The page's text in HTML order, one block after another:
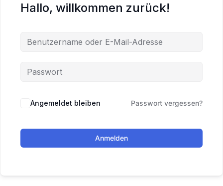
Hallo, willkommen zurück!
Angemeldet bleiben Passwort vergessen?
Anmelden